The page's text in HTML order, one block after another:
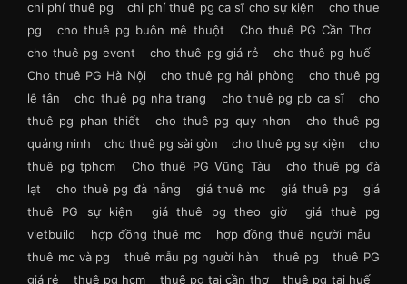
chi phí thuê pg chi phí thuê pg ca sĩ cho sự kiện
cho thue
pg
cho thuê pg buôn mê thuột
Cho thuê PG Cần Thơ
cho thuê pg event
cho thuê pg giá rẻ
cho thuê pg huế
Cho thuê PG Hà Nội
cho thuê pg hải phòng
cho thuê pg
lễ tân
cho thuê pg nha trang cho thuê pg pb ca sĩ
cho
thuê pg phan thiết
cho thuê pg quy nhơn
cho thuê pg
quảng ninh
cho thuê pg sài gòn cho thuê pg sự kiện
cho
thuê pg tphcm
Cho thuê PG Vũng Tàu
cho thuê pg đà
lạt
cho thuê pg đà nẵng giá thuê mc giá thuê pg
giá
thuê PG sự kiện
giá thuê pg theo giờ
giá thuê pg
vietbuild
hợp đồng thuê mc
hợp đồng thuê người mẫu
thuê mc và pg
thuê mẫu pg người hàn thuê pg
thuê PG
giá rẻ
thuê pg hcm thuê pg tại cần thơ thuê pg tại huế